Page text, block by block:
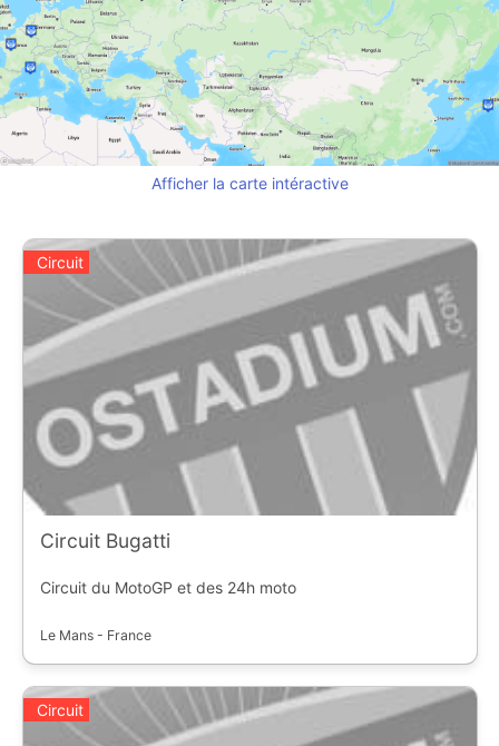
Afficher la carte intéractive
Circuit
Circuit Bugatti
Circuit du MotoGP et des 24h moto
Le Mans - France
Circuit